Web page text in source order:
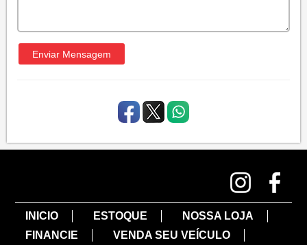
INICIO ESTOQUE
NOSSA LOJA
FINANCIE
VENDA SEU VEÍCULO